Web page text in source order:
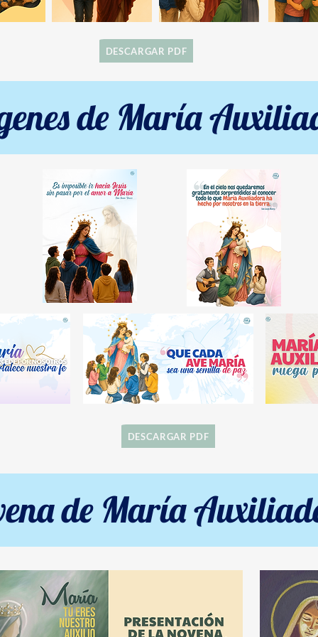
DESCARGAR PDF
de María
DESCARGAR PDF
de María